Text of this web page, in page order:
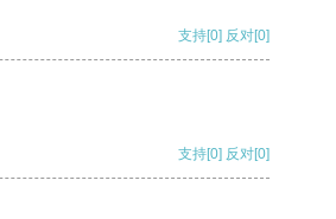
支持[0] 反对[0]
支持[0] 反对[0]